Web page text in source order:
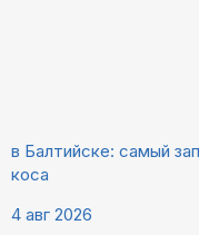
в Балтийске: самый
коса
4 авг 2026